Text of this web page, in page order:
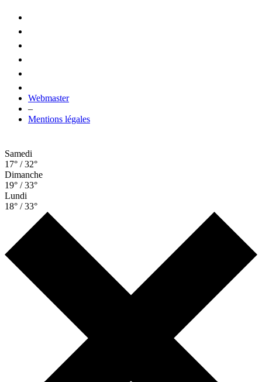
Webmaster
–
Mentions légales
Samedi
17° / 32°
Dimanche
19° / 33°
Lundi
18° / 33°